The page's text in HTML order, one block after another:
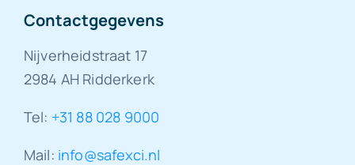
Contactgegevens
Nijverheidstraat 17
2984 AH Ridderkerk
Tel: +31 88 028 9000
Mail: info@safexci.nl